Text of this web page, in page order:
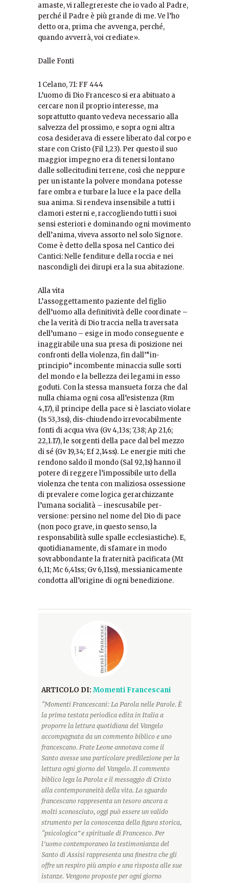
amaste, vi rallegrereste che io vado al Padre,
perché il Padre è più grande di me. Ve l’ho
detto ora, prima che avvenga, perché,
quando avverrà, voi crediate».
Dalle Fonti
1 Celano, 71: FF 444
L’uomo di Dio Francesco si era abituato a
cercare non il proprio interesse, ma
soprattutto quanto vedeva necessario alla
salvezza del prossimo, e sopra ogni altra
cosa desiderava di essere liberato dal corpo e
stare con Cristo (Fil 1,23). Per questo il suo
maggior impegno era di tenersi lontano
dalle sollecitudini terrene, così che neppure
per un istante la polvere mondana potesse
fare ombra e turbare la luce e la pace della
sua anima. Si rendeva insensibile a tutti i
clamori esterni e, raccogliendo tutti i suoi
sensi esteriori e dominando ogni movimento
dell’anima, viveva assorto nel solo Signore.
Come è detto della sposa nel Cantico dei
Cantici: Nelle fenditure della roccia e nei
nascondigli dei dirupi era la sua abitazione.
Alla vita
L’assoggettamento paziente del figlio
dell’uomo alla definitività delle coordinate –
che la verità di Dio traccia nella traversata
dell’umano – esige in modo conseguente e
inaggirabile una sua presa di posizione nei
confronti della violenza, fin dall’“in-
principio” incombente minaccia sulle sorti
del mondo e la bellezza dei legami in esso
goduti. Con la stessa mansueta forza che dal
nulla chiama ogni cosa all’esistenza (Rm
4,17), il principe della pace si è lasciato violare
(Is 53,3ss), dis-chiudendo irrevocabilmente
fonti di acqua viva (Gv 4,13s; 7,38; Ap 21,6;
22,1.17), le sorgenti della pace dal bel mezzo
di sé (Gv 19,34; Ef 2,14ss). Le energie miti che
rendono saldo il mondo (Sal 92,1s) hanno il
potere di reggere l’impossibile urto della
violenza che tenta con maliziosa ossessione
di prevalere come logica gerarchizzante
l’umana socialità – inescusabile per-
versione: persino nel nome del Dio di pace
(non poco grave, in questo senso, la
responsabilità sulle spalle ecclesiastiche). E,
quotidianamente, di sfamare in modo
sovrabbondante la fraternità pacificata (Mt
6,11; Mc 6,41ss; Gv 6,11ss), messianicamente
condotta all’origine di ogni benedizione.
ARTICOLO DI: Momenti Francescani
“Momenti Francescani: La Parola nelle Parole. È
la prima testata periodica edita in Italia a
proporre la lettura quotidiana del Vangelo
accompagnata da un commento biblico e uno
francescano. Frate Leone annotava come il
Santo avesse una particolare predilezione per la
lettura ogni giorno del Vangelo. Il commento
biblico lega la Parola e il messaggio di Cristo
alla contemporaneità della vita. Lo sguardo
francescano rappresenta un tesoro ancora a
molti sconosciuto, oggi può essere un valido
strumento per la conoscenza della figura storica,
“psicologica” e spirituale di Francesco. Per
l’uomo contemporaneo la testimonianza del
Santo di Assisi rappresenta una finestra che gli
offre un respiro più ampio e una risposta alle sue
istanze. Vengono proposte per ogni giorno